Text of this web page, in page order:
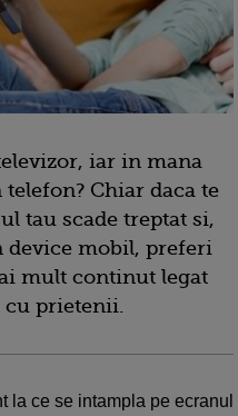
iar in mana
Chiar daca te
tau scade treptat si,
device mobil, preferi
mult continut legat
cu prietenii.
la ce se intampla pe ecranul